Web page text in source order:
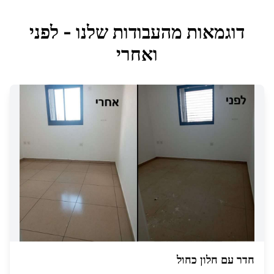
דוגמאות מהעבודות שלנו - לפני
ואחרי
חדר עם חלון כחול